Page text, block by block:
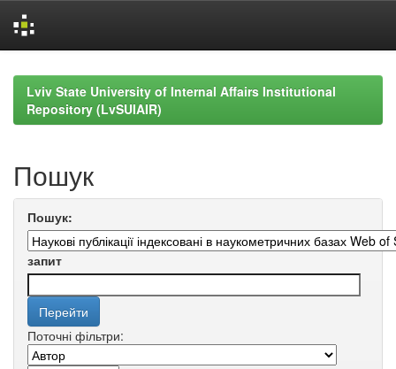
navigationLviv State University of Internal Affairs Institutional
Repository (LvSUIAIR)
Пошук
Пошук:
запит
Поточні фільтри: